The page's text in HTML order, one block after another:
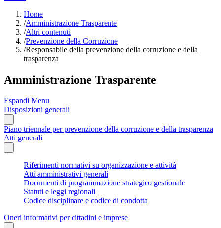
Home
/Amministrazione Trasparente
/Altri contenuti
/Prevenzione della Corruzione
/Responsabile della prevenzione della corruzione e della
trasparenza
Amministrazione Trasparente
Espandi Menu
Disposizioni generali
Piano triennale per prevenzione della corruzione e della trasparenza
Atti generali
Riferimenti normativi su organizzazione e attività
Atti amministrativi generali
Documenti di programmazione strategico gestionale
Statuti e leggi regionali
Codice disciplinare e codice di condotta
Oneri informativi per cittadini e imprese